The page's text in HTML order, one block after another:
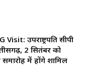
उपराष्ट्रपति सीपी
2 सितंबर को
समारोह में होंगे शामिल